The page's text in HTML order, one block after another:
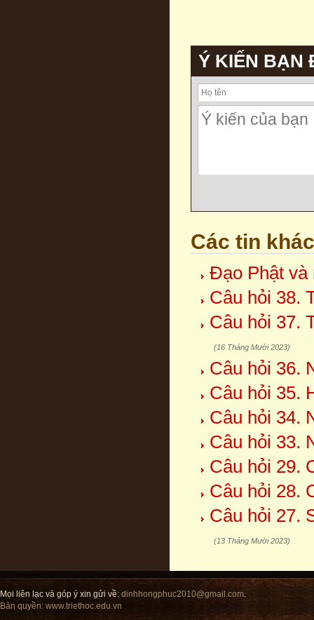
Ý KIẾN BẠN
Các tin khác
Đạo Phật và
Câu hỏi 38.
Câu hỏi 37.
(16 Tháng Mười 2023)
Câu hỏi 36.
Câu hỏi 35.
Câu hỏi 34.
Câu hỏi 33.
Câu hỏi 29.
Câu hỏi 28.
Câu hỏi 27.
(13 Tháng Mười 2023)
Mọi liên lạc và góp ý xin gửi về: dinhhongphuc2010@gmail.com.
Bản quyền: www.triethoc.edu.vn